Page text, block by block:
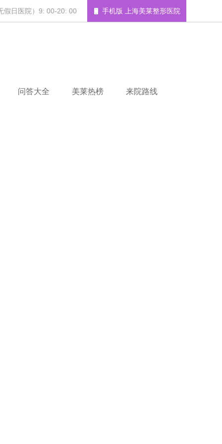
手机版 上海美莱整形医院
日医院）9: 00-20: 00
问答大全 美莱热榜 来院路线